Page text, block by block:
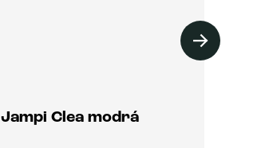
Jampi Clea modrá